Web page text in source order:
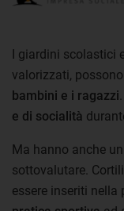
I giardini scolastici
valorizzati,
bambini e i ragazzi
e di socialità
Ma hanno anche un
sottovalutare.
essere inseriti